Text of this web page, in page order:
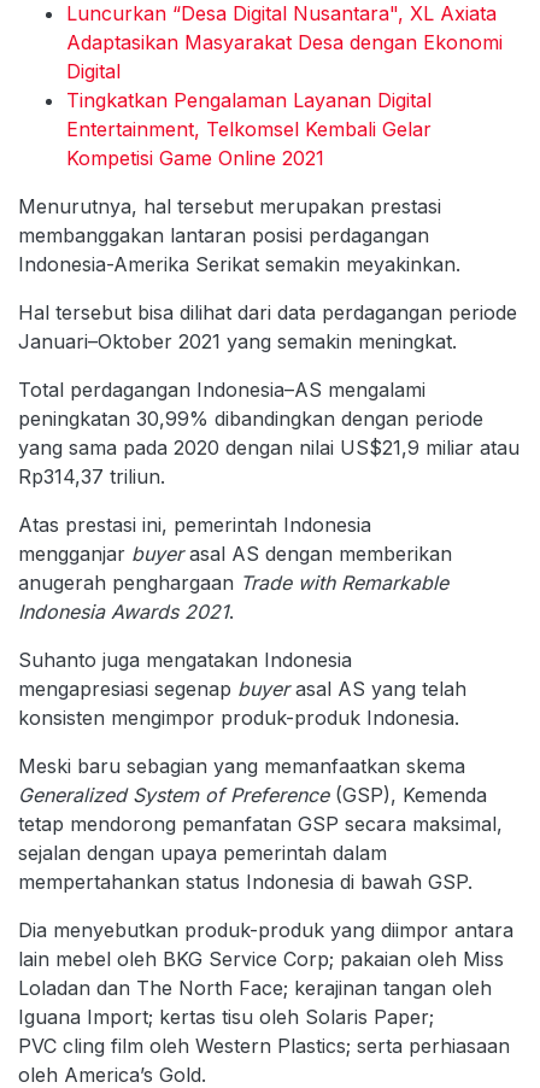
Luncurkan “Desa Digital Nusantara", XL Axiata
Adaptasikan Masyarakat Desa dengan Ekonomi
Digital
Tingkatkan Pengalaman Layanan Digital
Entertainment, Telkomsel Kembali Gelar
Kompetisi Game Online 2021
Menurutnya, hal tersebut merupakan prestasi
membanggakan lantaran posisi perdagangan
Indonesia-Amerika Serikat semakin meyakinkan.
Hal tersebut bisa dilihat dari data perdagangan periode
Januari–Oktober 2021 yang semakin meningkat.
Total perdagangan Indonesia–AS mengalami
peningkatan 30,99% dibandingkan dengan periode
yang sama pada 2020 dengan nilai US$21,9 miliar atau
Rp314,37 triliun.
Atas prestasi ini, pemerintah Indonesia
mengganjar buyerasal AS dengan memberikan
anugerah penghargaan Trade with Remarkable
Indonesia Awards 2021.
Suhanto juga mengatakan Indonesia
mengapresiasi segenap buyerasal AS yang telah
konsisten mengimpor produk-produk Indonesia.
Meski baru sebagian yang memanfaatkan skema
Generalized System of Preference(GSP), Kemenda
tetap mendorong pemanfatan GSP secara maksimal,
sejalan dengan upaya pemerintah dalam
mempertahankan status Indonesia di bawah GSP.
Dia menyebutkan produk-produk yang diimpor antara
lain mebel oleh BKG Service Corp; pakaian oleh Miss
Loladan dan The North Face; kerajinan tangan oleh
Iguana Import; kertas tisu oleh Solaris Paper;
PVC cling film oleh Western Plastics; serta perhiasaan
oleh America’s Gold.